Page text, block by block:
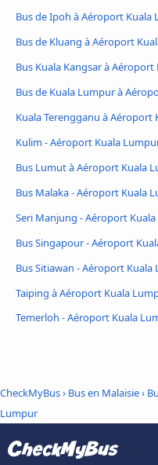
Bus de Ipoh à Aéroport Kuala
Bus de Kluang à Aéroport
Bus Kuala Kangsar à
Bus de Kuala Lumpur à
Kuala Terengganu à Aéroport
Kulim - Aéroport Kuala
Bus Lumut à Aéroport Kuala
Bus Malaka - Aéroport Kuala
Seri Manjung - Aéroport
Bus Singapour - Aéroport
Bus Sitiawan - Aéroport Kuala
Taiping à Aéroport Kuala
Temerloh - Aéroport Kuala
CheckMyBus› Bus en Malaisie›
Lumpur